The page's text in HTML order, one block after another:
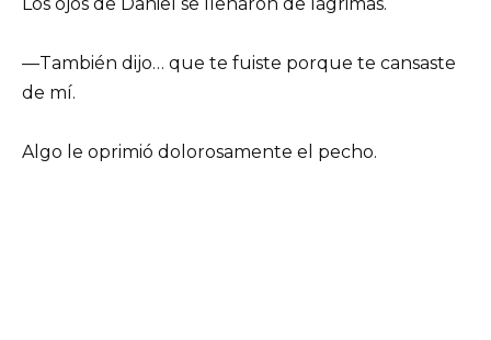
—También dijo… que te fuiste porque te cansaste
de mí.
Algo le oprimió dolorosamente el pecho.